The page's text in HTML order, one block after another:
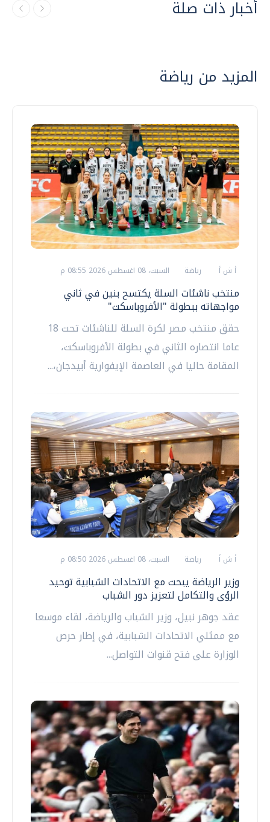
أخبار ذات صلة
المزيد من رياضة
أ ش أ رياضة السبت، 08 اغسطس 2026 08:55 م
منتخب ناشئات السلة يكتسح بنين في ثاني
مواجهاته ببطولة "الأفروباسكت"
حقق منتخب مصر لكرة السلة للناشئات تحت 18
عاما انتصاره الثاني في بطولة الأفروباسكت،
المقامة حاليا في العاصمة الإيفوارية أبيدجان،...
أ ش أ رياضة السبت، 08 اغسطس 2026 08:50 م
وزير الرياضة يبحث مع الاتحادات الشبابية توحيد
الرؤى والتكامل لتعزيز دور الشباب
عقد جوهر نبيل، وزير الشباب والرياضة، لقاء موسعا
مع ممثلي الاتحادات الشبابية، في إطار حرص
الوزارة على فتح قنوات التواصل...